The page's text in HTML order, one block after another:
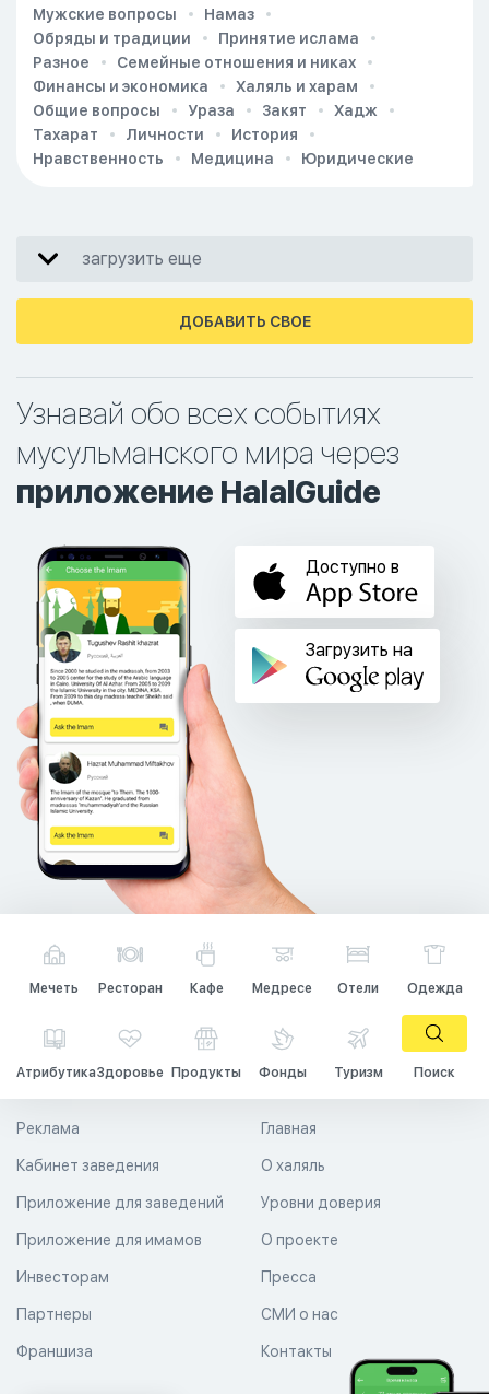
Мужские вопросы
Намаз
Обряды и традиции
Принятие ислама
Разное
Семейные отношения и никах
Финансы и экономика
Халяль и харам
Общие вопросы
Ураза Закят
Хадж
Тахарат
Личности
История
Нравственность
Медицина Юридические
загрузить еще
ДОБАВИТЬ СВОЕ
Узнавай обо всех событиях
мусульманского мира через
приложение HalalGuide
Доступно в
Загрузить на
Мечеть Ресторан Кафе Медресе Отели Одежда
АтрибутикаЗдоровье Продукты Фонды Туризм Поиск
Главная
О халяль
Уровни доверия
Реклама
Кабинет заведения
Приложение для заведений
Приложение для имамов О проекте
Пресса
СМИ о нас
Контакты
Инвесторам
Партнеры
Франшиза